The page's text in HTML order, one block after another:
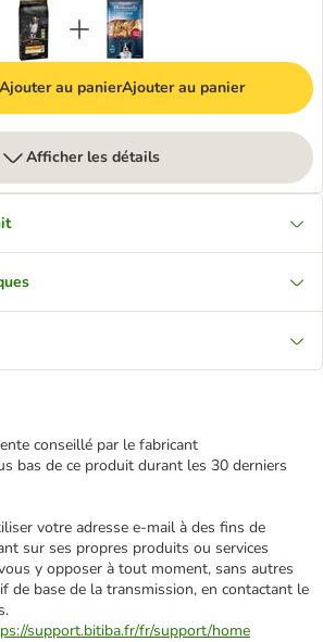
Ajouter au panierAjouter au panier
Afficher les détails
conseillé par le fabricant
bas de ce produit durant les 30 derniers
votre adresse e‑mail à des fins de
sur ses propres produits ou services
y opposer à tout moment, sans autres
de base de la transmission, en contactant le
support.bitiba.fr/fr/support/home